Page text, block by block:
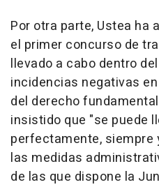
Por otra parte, Ustea ha
el primer concurso de
llevado a cabo dentro
incidencias negativas
del derecho
insistido que "se puede
perfectamente, siempre
las medidas
de las que dispone la